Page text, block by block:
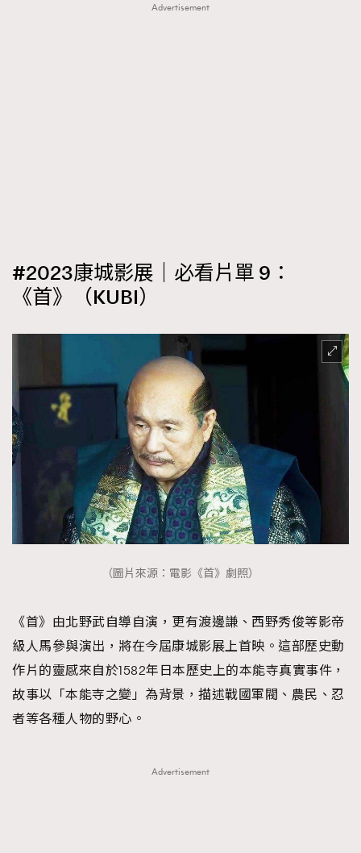
Advertisement
#2023康城影展｜必看片單 9：
《首》（KUBI）
（圖片來源：電影《首》劇照）
《首》由北野武自導自演，更有渡邊謙、西野秀俊等影帝
級人馬參與演出，將在今屆康城影展上首映。這部歷史動
作片的靈感來自於1582年日本歷史上的本能寺真實事件，
故事以「本能寺之變」為背景，描述戰國軍閥、農民、忍
者等各種人物的野心。
Advertisement